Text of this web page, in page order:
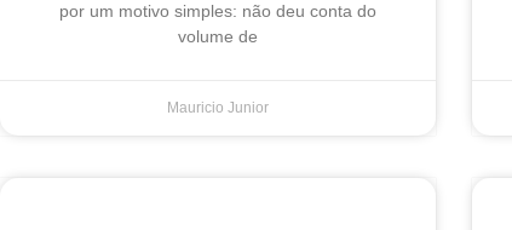
por um motivo simples: não deu conta do
volume de
Mauricio Junior